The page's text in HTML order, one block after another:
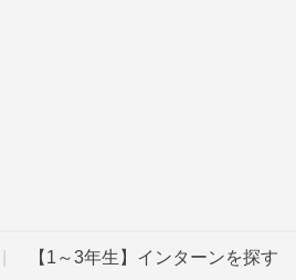
【1～3年生】インターンを探す